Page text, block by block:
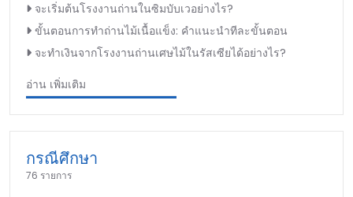
จะเริ่มต้นโรงงานถ่านในซิมบับเวอย่างไร?
ขั้นตอนการทำถ่านไม้เนื้อแข็ง: คำแนะนำทีละขั้นตอน
จะทำเงินจากโรงงานถ่านเศษไม้ในรัสเซียได้อย่างไร?
อ่าน เพิ่มเติม
กรณีศึกษา
76 รายการ